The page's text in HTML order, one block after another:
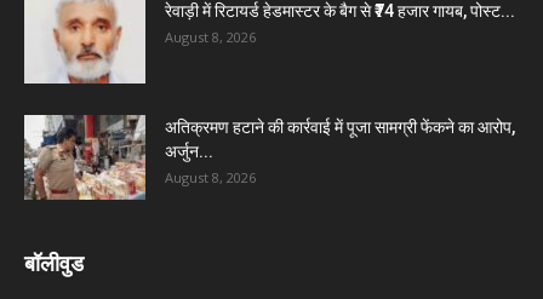
रेवाड़ी में रिटायर्ड हेडमास्टर के बैग से ₹74 हजार गायब, पोस्ट...
August 8, 2026
अतिक्रमण हटाने की कार्रवाई में पूजा सामग्री फेंकने का आरोप,
अर्जुन...
August 8, 2026
बॉलीवुड